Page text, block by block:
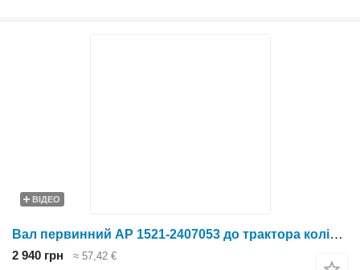
ВІДЕО
Вал первинний AP 1521-2407053 до трактора колісного
2 940 грн ≈ 57,42 €